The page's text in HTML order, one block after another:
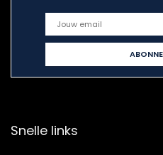
Snelle links